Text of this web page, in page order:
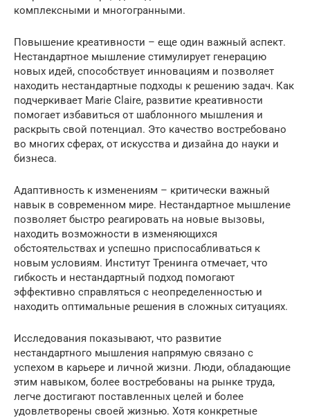
комплексными и многогранными.
Повышение креативности – еще один важный аспект.
Нестандартное мышление стимулирует генерацию
новых идей, способствует инновациям и позволяет
находить нестандартные подходы к решению задач. Как
подчеркивает Marie Claire, развитие креативности
помогает избавиться от шаблонного мышления и
раскрыть свой потенциал. Это качество востребовано
во многих сферах, от искусства и дизайна до науки и
бизнеса.
Адаптивность к изменениям – критически важный
навык в современном мире. Нестандартное мышление
позволяет быстро реагировать на новые вызовы,
находить возможности в изменяющихся
обстоятельствах и успешно приспосабливаться к
новым условиям. Институт Тренинга отмечает, что
гибкость и нестандартный подход помогают
эффективно справляться с неопределенностью и
находить оптимальные решения в сложных ситуациях.
Исследования показывают, что развитие
нестандартного мышления напрямую связано с
успехом в карьере и личной жизни. Люди, обладающие
этим навыком, более востребованы на рынке труда,
легче достигают поставленных целей и более
удовлетворены своей жизнью. Хотя конкретные